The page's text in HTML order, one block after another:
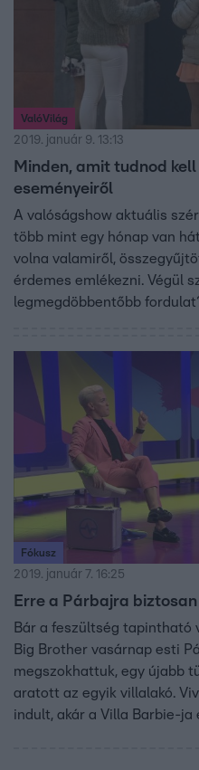
ValóVilág
2019. január 9. 13:13
Minden, amit tudnod
eseményeiről
A valóságshow aktuális
több mint egy hónap van
volna valamiről,
érdemes emlékezni. Végül
legmegdöbbentőbb
Fókusz
2019. január 7. 16:25
Erre a Párbajra
Bár a feszültség tapintható
Big Brother vasárnap esti
megszokhattuk, egy újabb
aratott az egyik villalakó.
indult, akár a Villa Barbie-